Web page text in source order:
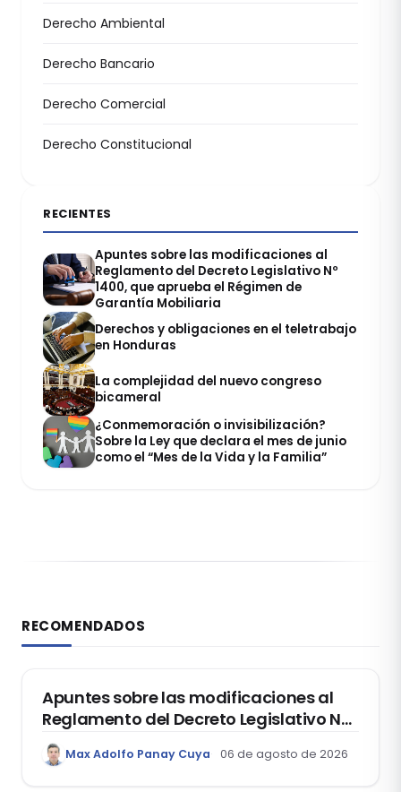
Derecho Ambiental
Derecho Bancario
Derecho Comercial
Derecho Constitucional
RECIENTES
Apuntes sobre las modificaciones al
Reglamento del Decreto Legislativo Nº
1400, que aprueba el Régimen de
Garantía Mobiliaria
Derechos y obligaciones en el teletrabajo
en Honduras
La complejidad del nuevo congreso
bicameral
¿Conmemoración o invisibilización?
Sobre la Ley que declara el mes de junio
como el “Mes de la Vida y la Familia”
RECOMENDADOS
DERECHO REGISTRAL
Apuntes sobre las modificaciones al
Reglamento del Decreto Legislativo Nº
1400, que aprueba el Régimen de
Garantía Mobiliaria
Max Adolfo Panay Cuya 06 de agosto de 2026